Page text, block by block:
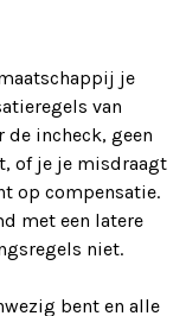
je
van
incheck, geen
of je je misdraagt
op compensatie.
met een latere
niet.
bent en alle